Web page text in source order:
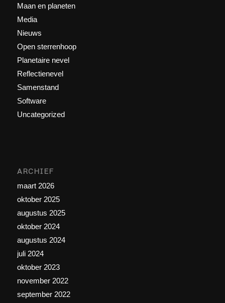
Maan en planeten
Media
Nieuws
Open sterrenhoop
Planetaire nevel
Reflectienevel
Samenstand
Software
Uncategorized
ARCHIEF
maart 2026
oktober 2025
augustus 2025
oktober 2024
augustus 2024
juli 2024
oktober 2023
november 2022
september 2022